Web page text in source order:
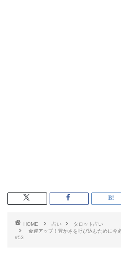
HOME 占い
タロット占い
金運アップ！豊かさを呼び込むために今
#53